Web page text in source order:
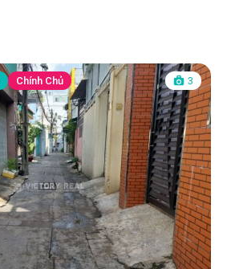
Chính Chủ 3